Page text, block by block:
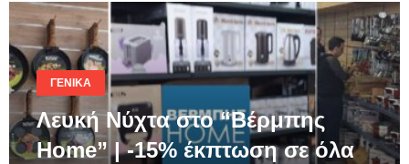
ΓΕΝΙΚΆ
Λευκή Νύχτα στο “Βέρμπης
Home” | -15% έκπτωση σε όλα